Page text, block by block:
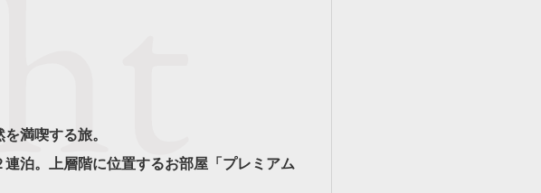
満喫する旅。
泊。上層階に位置するお部屋「プレミアム